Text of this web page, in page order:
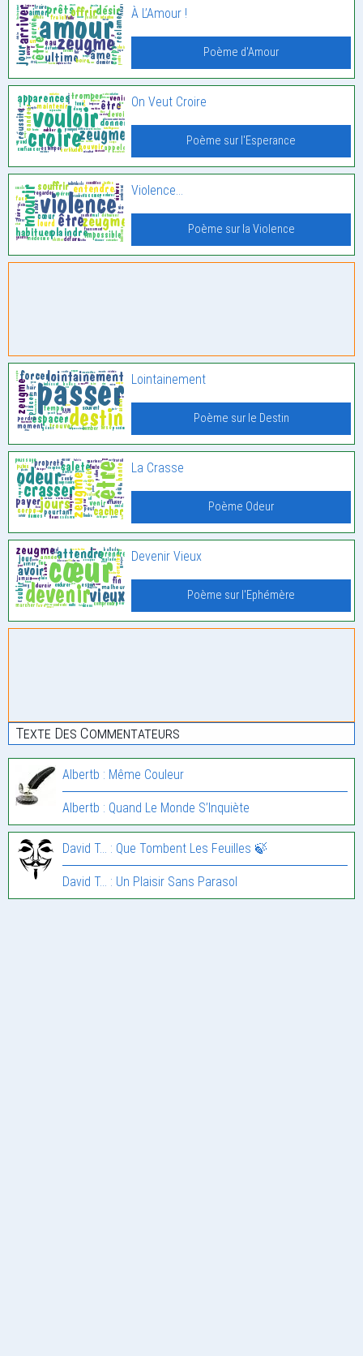
À L’Amour !
Poème d'Amour
On Veut Croire
Poème sur l'Esperance
Violence…
Poème sur la Violence
Lointainement
Poème sur le Destin
La Crasse
Poème Odeur
Devenir Vieux
Poème sur l'Ephémère
Texte Des Commentateurs
Albertb : Même Couleur
Albertb : Quand Le Monde S’Inquiète
David T... : Que Tombent Les Feuilles 🍃
David T... : Un Plaisir Sans Parasol